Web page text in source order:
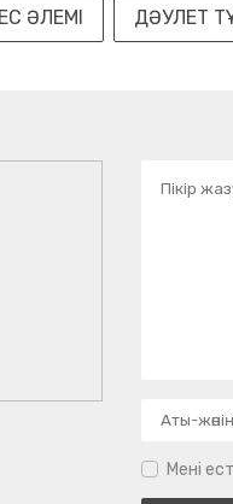
ӘЛЕМІ ДӘУЛЕТ
Мені